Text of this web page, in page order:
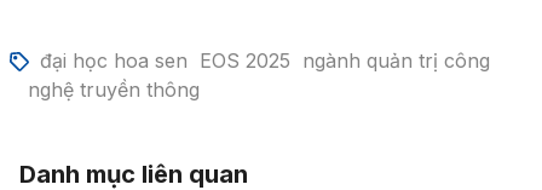
đại học hoa sen EOS 2025 ngành quản trị công
nghệ truyền thông
Danh mục liên quan